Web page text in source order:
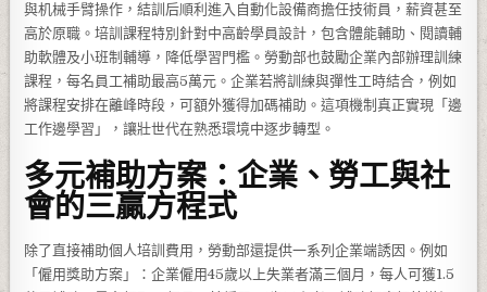
與机械手臂操作，結訓后順利進入自動化設備商擔任技術員，薪資甚至
高於原職。培訓課程特別針對中高齡學員設計，包含體能輔助、閱讀輔
助軟體及小班制輔導，降低學習門檻。勞動部也鼓勵企業內部辦理訓練
課程，每名員工補助最高5萬元。企業若將訓練與彈性工時結合，例如
將課程安排在離峰時段，可額外獲得加碼補助。這項機制真正實現「邊
工作邊學習」，讓壯世代在熟悉環境中逐步轉型。
多元補助方案：企業、勞工與社
會的三贏方程式
除了直接補助個人培訓費用，勞動部還提供一系列企業端誘因。例如
「僱用獎助方案」：企業僱用45歲以上失業者滿三個月，每人可獲1.5